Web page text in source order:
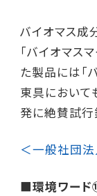
バイオマス成
「バイオマス
た製品には「
東具において
発に絶賛試行
＜一般社団
■環境ワード